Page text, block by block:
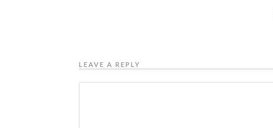
LEAVE A REPLY